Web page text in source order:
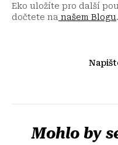
Eko uložíte pro další
dočtete na našem Blogu.